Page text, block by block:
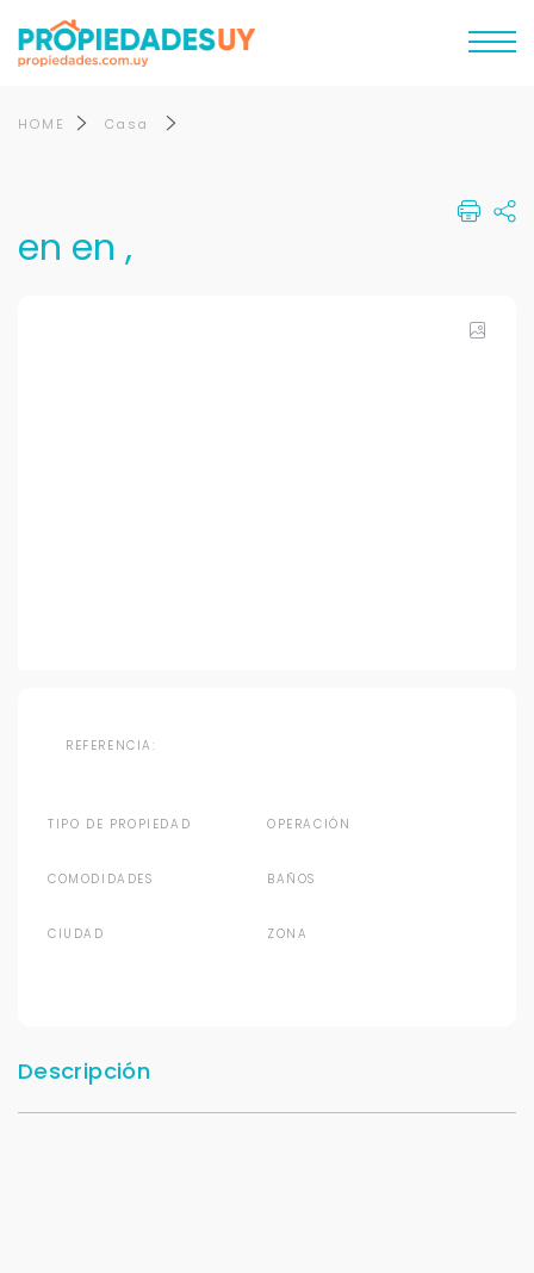
HOME Casa
en en ,
REFERENCIA:
TIPO DE PROPIEDAD OPERACIÓN
COMODIDADES BAÑOS
CIUDAD ZONA
Descripción